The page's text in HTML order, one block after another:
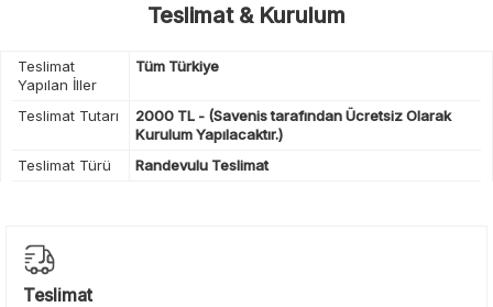
Teslimat & Kurulum
Teslimat
Yapılan İller
Tüm Türkiye
Teslimat Tutarı
2000 TL - (Savenis tarafından Ücretsiz Olarak
Kurulum Yapılacaktır.)
Teslimat Türü
Randevulu Teslimat
Teslimat